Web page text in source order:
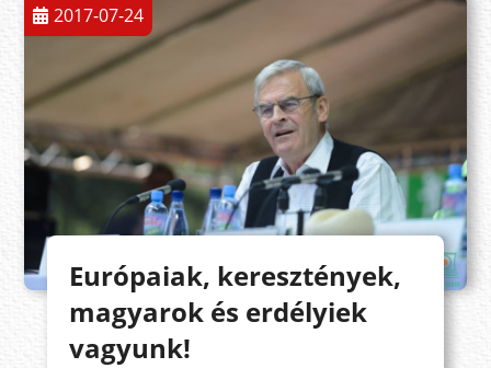
2017-07-24
Európaiak, keresztények,
magyarok és erdélyiek
vagyunk!